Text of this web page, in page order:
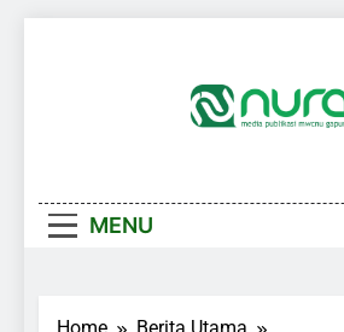
MENU
Home
Berita Utama